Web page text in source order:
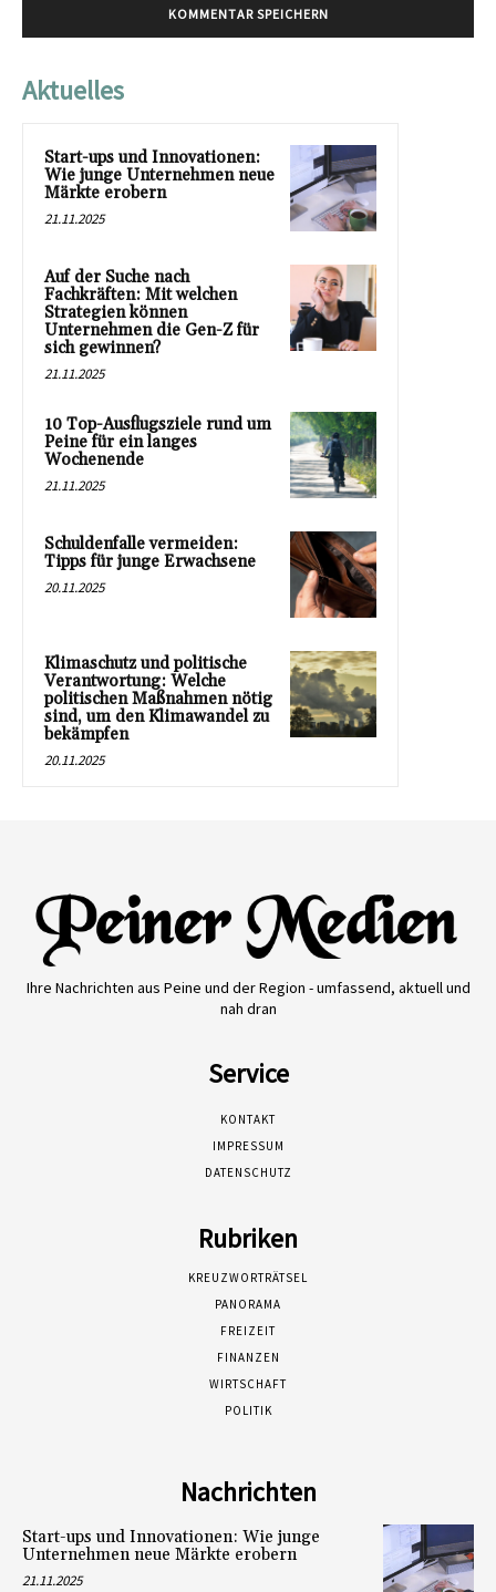
Aktuelles
Start-ups und Innovationen:
Wie junge Unternehmen neue
Märkte erobern
21.11.2025
Auf der Suche nach
Fachkräften: Mit welchen
Strategien können
Unternehmen die Gen-Z für
sich gewinnen?
21.11.2025
10 Top-Ausflugsziele rund um
Peine für ein langes
Wochenende
21.11.2025
Schuldenfalle vermeiden:
Tipps für junge Erwachsene
20.11.2025
Klimaschutz und politische
Verantwortung: Welche
politischen Maßnahmen nötig
sind, um den Klimawandel zu
bekämpfen
20.11.2025
Ihre Nachrichten aus Peine und der Region - umfassend, aktuell und
nah dran
Service
KONTAKT
IMPRESSUM
DATENSCHUTZ
Rubriken
KREUZWORTRÄTSEL
PANORAMA
FREIZEIT
FINANZEN
WIRTSCHAFT
POLITIK
Nachrichten
Start-ups und Innovationen: Wie junge
Unternehmen neue Märkte erobern
21.11.2025